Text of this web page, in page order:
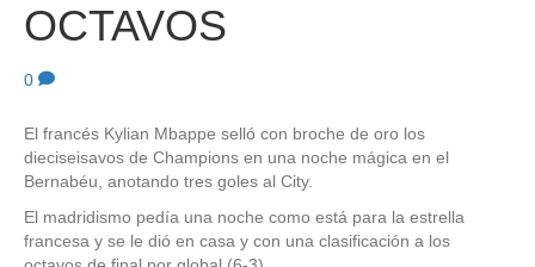
OCTAVOS
0
El francés Kylian Mbappe selló con broche de oro los
dieciseisavos de Champions en una noche mágica en el
Bernabéu, anotando tres goles al City.
El madridismo pedía una noche como está para la estrella
francesa y se le dió en casa y con una clasificación a los